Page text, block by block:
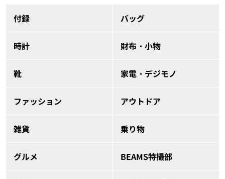
付録 バッグ
時計 財布・小物
靴 家電・デジモノ
ファッション アウトドア
雑貨 乗り物
グルメ BEAMS特撮部